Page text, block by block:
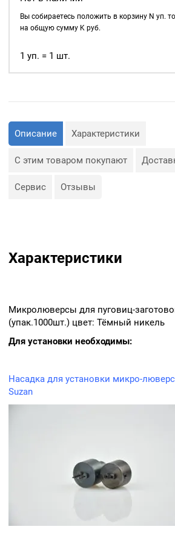
Вы собираетесь положить в корзину N уп.
на общую сумму K руб.
1 уп. = 1 шт.
Описание Характеристики
С этим товаром покупают
Сервис Отзывы
Характеристики
Микролюверсы для пуговиц-
(упак.1000шт.) цвет: Тёмный никель
Для установки необходимы:
Насадка для установки микро-
Suzan